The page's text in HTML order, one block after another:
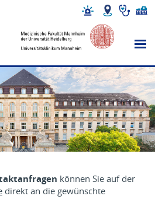
können Sie auf der
direkt an die gewünschte